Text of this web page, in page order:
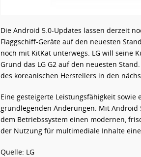
Die Android 5.0-Updates lassen derzeit
Flaggschiff-Geräte auf den neuesten
noch mit KitKat unterwegs. LG will seine
Grund das LG G2 auf den neuesten
des koreanischen Herstellers in den
Eine gesteigerte Leistungsfähigkeit
grundlegenden Änderungen. Mit
dem Betriebssystem einen modernen,
der Nutzung für multimediale Inhalte
Quelle: LG